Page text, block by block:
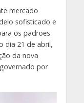
mercado
sofisticado e
os padrões
dia 21 de abril,
da nova
por